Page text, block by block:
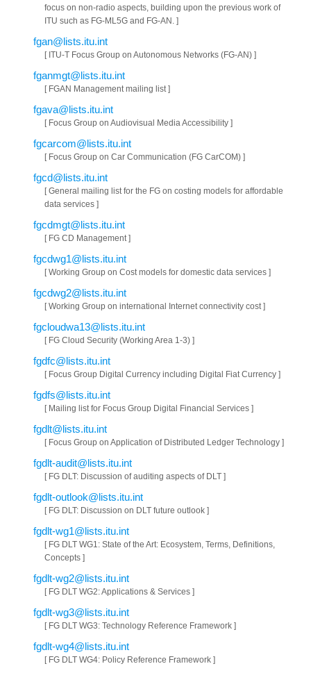
focus on non-radio aspects, building upon the previous work of
ITU such as FG-ML5G and FG-AN. ]
fgan@lists.itu.int
[ ITU-T Focus Group on Autonomous Networks (FG-AN) ]
fganmgt@lists.itu.int
[ FGAN Management mailing list ]
fgava@lists.itu.int
[ Focus Group on Audiovisual Media Accessibility ]
fgcarcom@lists.itu.int
[ Focus Group on Car Communication (FG CarCOM) ]
fgcd@lists.itu.int
[ General mailing list for the FG on costing models for affordable
data services ]
fgcdmgt@lists.itu.int
[ FG CD Management ]
fgcdwg1@lists.itu.int
[ Working Group on Cost models for domestic data services ]
fgcdwg2@lists.itu.int
[ Working Group on international Internet connectivity cost ]
fgcloudwa13@lists.itu.int
[ FG Cloud Security (Working Area 1-3) ]
fgdfc@lists.itu.int
[ Focus Group Digital Currency including Digital Fiat Currency ]
fgdfs@lists.itu.int
[ Mailing list for Focus Group Digital Financial Services ]
fgdlt@lists.itu.int
[ Focus Group on Application of Distributed Ledger Technology ]
fgdlt-audit@lists.itu.int
[ FG DLT: Discussion of auditing aspects of DLT ]
fgdlt-outlook@lists.itu.int
[ FG DLT: Discussion on DLT future outlook ]
fgdlt-wg1@lists.itu.int
[ FG DLT WG1: State of the Art: Ecosystem, Terms, Definitions,
Concepts ]
fgdlt-wg2@lists.itu.int
[ FG DLT WG2: Applications & Services ]
fgdlt-wg3@lists.itu.int
[ FG DLT WG3: Technology Reference Framework ]
fgdlt-wg4@lists.itu.int
[ FG DLT WG4: Policy Reference Framework ]